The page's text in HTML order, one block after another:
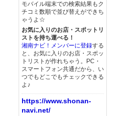
モバイル端末での検索結果もク
チコミ数順で並び替えができち
ゃうよ☆
お気に入りのお店・スポットリ
ストを持ち運べる！
湘南ナビ！メンバーに登録する
と、お気に入りのお店・スポッ
トリストが作れちゃう。PC・
スマートフォン共通だから、い
つでもどこでもチェックできる
よ♪
https://www.shonan-
navi.net/